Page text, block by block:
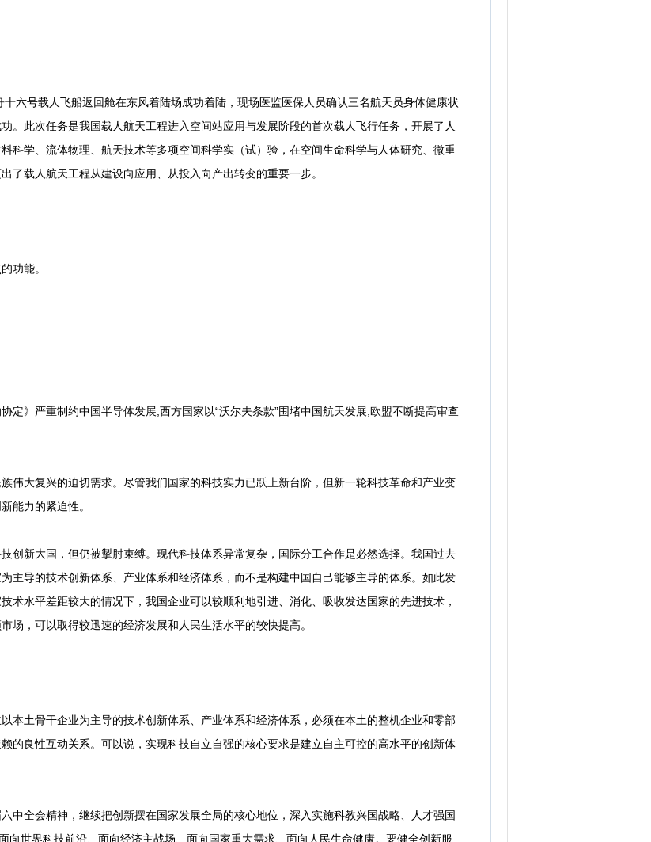
号载人飞船返回舱在东风着陆场成功着陆，现场医监医保人员确认三名航天员身体健康状
。此次任务是我国载人航天工程进入空间站应用与发展阶段的首次载人飞行任务，开展了人
科学、流体物理、航天技术等多项空间科学实（试）验，在空间生命科学与人体研究、微重
了载人航天工程从建设向应用、从投入向产出转变的重要一步。
功能。
》严重制约中国半导体发展;西方国家以“沃尔夫条款”围堵中国航天发展;欧盟不断提高审查
大复兴的迫切需求。尽管我们国家的科技实力已跃上新台阶，但新一轮科技革命和产业变
能力的紧迫性。
新大国，但仍被掣肘束缚。现代科技体系异常复杂，国际分工合作是必然选择。我国过去
主导的技术创新体系、产业体系和经济体系，而不是构建中国自己能够主导的体系。如此发
术水平差距较大的情况下，我国企业可以较顺利地引进、消化、吸收发达国家的先进技术，
场，可以取得较迅速的经济发展和人民生活水平的较快提高。
土骨干企业为主导的技术创新体系、产业体系和经济体系，必须在本土的整机企业和零部
的良性互动关系。可以说，实现科技自立自强的核心要求是建立自主可控的高水平的创新体
全会精神，继续把创新摆在国家发展全局的核心地位，深入实施科教兴国战略、人才强国
向世界科技前沿、面向经济主战场、面向国家重大需求、面向人民生命健康。要健全创新服